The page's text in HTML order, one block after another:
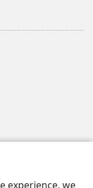
experience, we